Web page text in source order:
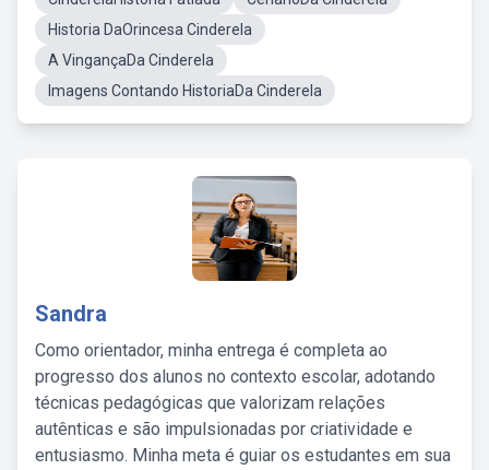
Historia DaOrincesa Cinderela
A VingançaDa Cinderela
Imagens Contando HistoriaDa Cinderela
Sandra
Como orientador, minha entrega é completa ao
progresso dos alunos no contexto escolar, adotando
técnicas pedagógicas que valorizam relações
autênticas e são impulsionadas por criatividade e
entusiasmo. Minha meta é guiar os estudantes em sua